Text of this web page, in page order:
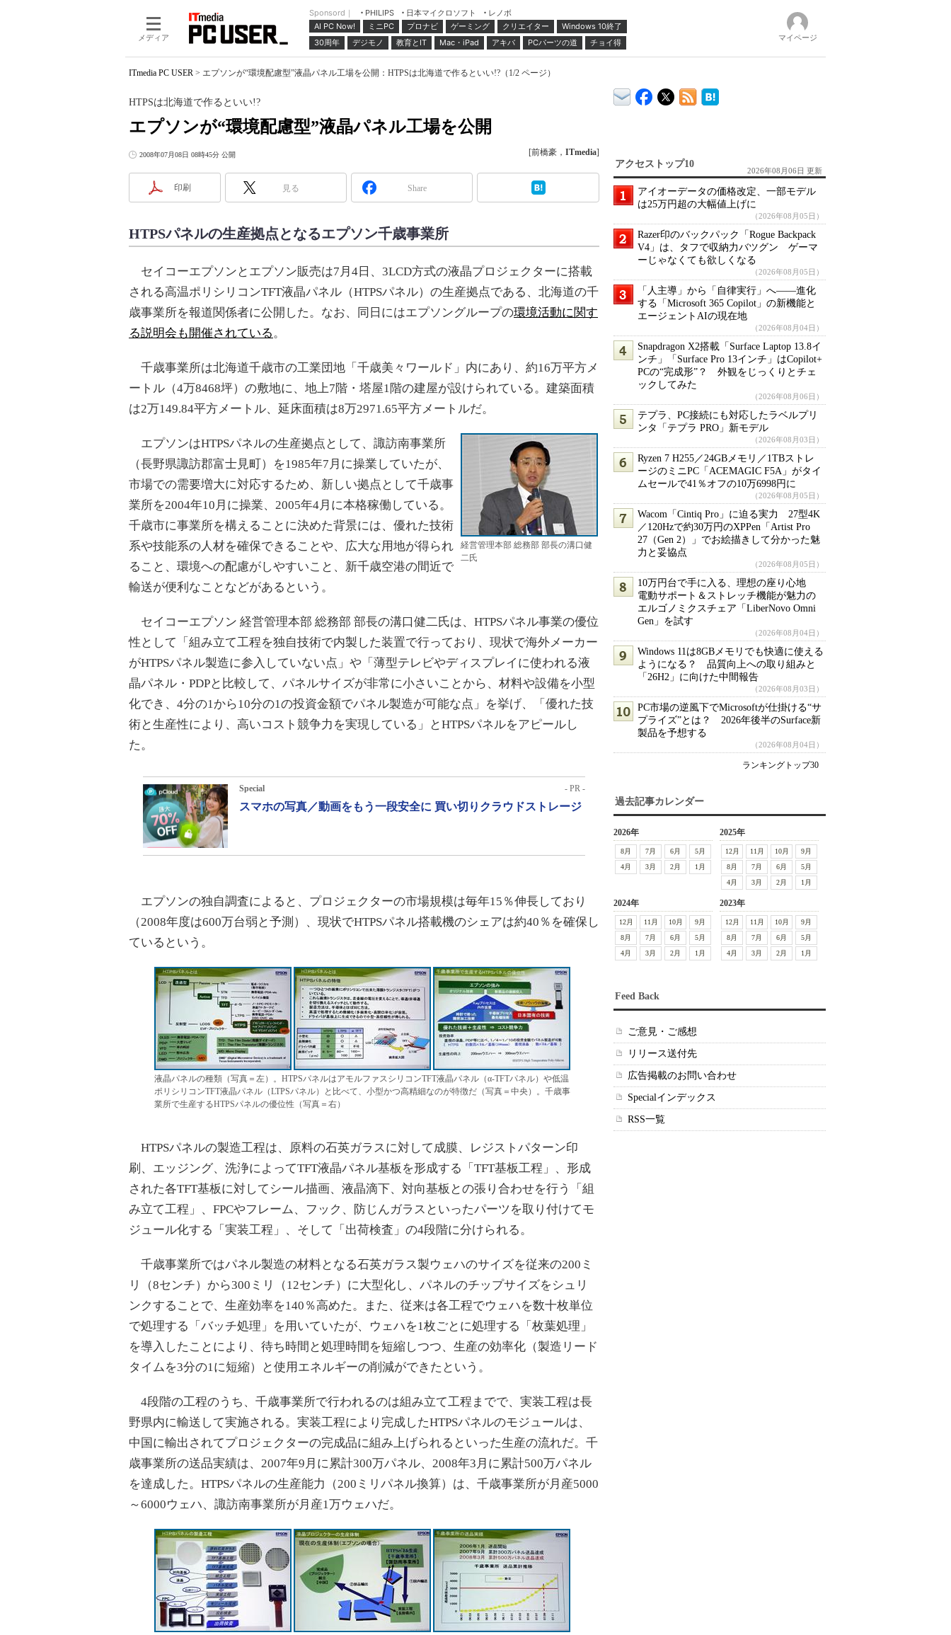
メディア
Sponsord｜ PHILIPS 日本マイクロソフト
レノボ
AI PC Now!
ミニPC プロナビ ゲーミング クリエイター
Windows 10終了
30周年
デジモノ 教育とIT Mac・iPad アキバ PCパーツの道 チョイ得 マイページ
ITmedia PC USER > エプソンが“環境配慮型”液晶パネル工場を公開：HTPSは北海道で作るといい!?（1/2 ページ）
エプソンが“環境配慮型”液晶パネル工場を公開
HTPSは北海道で作るといい!?
2008年07月08日 08時45分 公開 [前橋豪， ITmedia]
印刷 見る Share
HTPSパネルの生産拠点となるエプソン千歳事業所
セイコーエプソンとエプソン販売は7月4日、3LCD方式の液晶プロジェクターに搭載
される高温ポリシリコンTFT液晶パネル（HTPSパネル）の生産拠点である、北海道の千
歳事業所を報道関係者に公開した。なお、同日にはエプソングループの環境活動に関す
る説明会も開催されている。
千歳事業所は北海道千歳市の工業団地「千歳美々ワールド」内にあり、約16万平方メ
ートル（4万8468坪）の敷地に、地上7階・塔屋1階の建屋が設けられている。建築面積
は2万149.84平方メートル、延床面積は8万2971.65平方メートルだ。
経営管理本部 総務部 部長の溝口健
二氏
エプソンはHTPSパネルの生産拠点として、諏訪南事業所
（長野県諏訪郡富士見町）を1985年7月に操業していたが、
市場での需要増大に対応するため、新しい拠点として千歳事
業所を2004年10月に操業、2005年4月に本格稼働している。
千歳市に事業所を構えることに決めた背景には、優れた技術
系や技能系の人材を確保できることや、広大な用地が得られ
ること、環境への配慮がしやすいこと、新千歳空港の間近で
輸送が便利なことなどがあるという。
セイコーエプソン 経営管理本部 総務部 部長の溝口健二氏は、HTPSパネル事業の優位
性として「組み立て工程を独自技術で内製した装置で行っており、現状で海外メーカー
がHTPSパネル製造に参入していない点」や「薄型テレビやディスプレイに使われる液
晶パネル・PDPと比較して、パネルサイズが非常に小さいことから、材料や設備を小型
化でき、4分の1から10分の1の投資金額でパネル製造が可能な点」を挙げ、「優れた技
術と生産性により、高いコスト競争力を実現している」とHTPSパネルをアピールし
た。
Special - PR -
スマホの写真／動画をもう一段安全に 買い切りクラウドストレージ
エプソンの独自調査によると、プロジェクターの市場規模は毎年15％伸長しており
（2008年度は600万台弱と予測）、現状でHTPSパネル搭載機のシェアは約40％を確保し
ているという。
液晶パネルの種類（写真＝左）。HTPSパネルはアモルファスシリコンTFT液晶パネル（α-TFTパネル）や低温
ポリシリコンTFT液晶パネル（LTPSパネル）と比べて、小型かつ高精細なのが特徴だ（写真＝中央）。千歳事
業所で生産するHTPSパネルの優位性（写真＝右）
HTPSパネルの製造工程は、原料の石英ガラスに対して成膜、レジストパターン印
刷、エッジング、洗浄によってTFT液晶パネル基板を形成する「TFT基板工程」、形成
された各TFT基板に対してシール描画、液晶滴下、対向基板との張り合わせを行う「組
み立て工程」、FPCやフレーム、フック、防じんガラスといったパーツを取り付けてモ
ジュール化する「実装工程」、そして「出荷検査」の4段階に分けられる。
千歳事業所ではパネル製造の材料となる石英ガラス製ウェハのサイズを従来の200ミ
リ（8センチ）から300ミリ（12センチ）に大型化し、パネルのチップサイズをシュリ
ンクすることで、生産効率を140％高めた。また、従来は各工程でウェハを数十枚単位
で処理する「バッチ処理」を用いていたが、ウェハを1枚ごとに処理する「枚葉処理」
を導入したことにより、待ち時間と処理時間を短縮しつつ、生産の効率化（製造リード
タイムを3分の1に短縮）と使用エネルギーの削減ができたという。
4段階の工程のうち、千歳事業所で行われるのは組み立て工程までで、実装工程は長
野県内に輸送して実施される。実装工程により完成したHTPSパネルのモジュールは、
中国に輸出されてプロジェクターの完成品に組み上げられるといった生産の流れだ。千
歳事業所の送品実績は、2007年9月に累計300万パネル、2008年3月に累計500万パネル
を達成した。HTPSパネルの生産能力（200ミリパネル換算）は、千歳事業所が月産5000
～6000ウェハ、諏訪南事業所が月産1万ウェハだ。
アクセストップ10
2026年08月06日 更新
アイオーデータの価格改定、一部モデル
は25万円超の大幅値上げに
（2026年08月05日）
Razer印のバックパック「Rogue Backpack
V4」は、タフで収納力バツグン ゲーマ
ーじゃなくても欲しくなる
（2026年08月05日）
「人主導」から「自律実行」へ――進化
する「Microsoft 365 Copilot」の新機能と
エージェントAIの現在地
（2026年08月04日）
Snapdragon X2搭載「Surface Laptop 13.8イ
ンチ」「Surface Pro 13インチ」はCopilot+
PCの“完成形”？ 外観をじっくりとチェ
ックしてみた
（2026年08月06日）
テプラ、PC接続にも対応したラベルプリ
ンタ「テプラ PRO」新モデル
（2026年08月03日）
Ryzen 7 H255／24GBメモリ／1TBストレ
ージのミニPC「ACEMAGIC F5A」がタイ
ムセールで41％オフの10万6998円に
（2026年08月05日）
Wacom「Cintiq Pro」に迫る実力 27型4K
／120Hzで約30万円のXPPen「Artist Pro
27（Gen 2）」でお絵描きして分かった魅
力と妥協点
（2026年08月05日）
10万円台で手に入る、理想の座り心地
電動サポート＆ストレッチ機能が魅力の
エルゴノミクスチェア「LiberNovo Omni
Gen」を試す
（2026年08月04日）
Windows 11は8GBメモリでも快適に使える
ようになる？ 品質向上への取り組みと
「26H2」に向けた中間報告
（2026年08月03日）
PC市場の逆風下でMicrosoftが仕掛ける“サ
プライズ”とは？ 2026年後半のSurface新
製品を予想する
（2026年08月04日）
ランキングトップ30
過去記事カレンダー
2026年
8月 7月 6月
5月
4月
3月 2月 1月
2025年
12月 11月 10月
9月
8月
7月 6月
5月
4月
3月 2月 1月
2024年
12月 11月 10月
9月
8月
7月 6月
5月
4月
3月 2月 1月
2023年
12月 11月 10月
9月
8月
7月 6月
5月
4月
3月 2月 1月
Feed Back
ご意見・ご感想
リリース送付先
広告掲載のお問い合わせ
Specialインデックス
RSS一覧